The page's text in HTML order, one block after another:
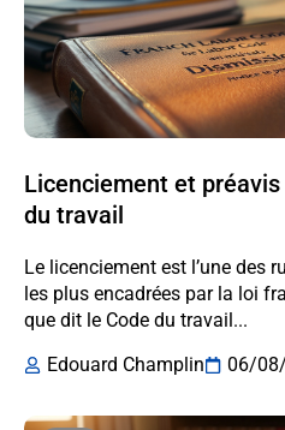
Licenciement et
du travail
Le licenciement est l’une des
les plus encadrées par la loi
que dit le Code du travail...
Edouard Champlin
06/